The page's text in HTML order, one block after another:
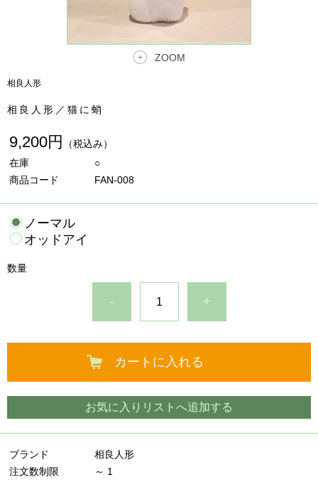
ZOOM
相良人形
相良人形／猫に蛸
9,200円
（税込み）
在庫
○
商品コード
FAN-008
ノーマル
オッドアイ
数量
- +
カートに入れる
お気に入りリストへ追加する
ブランド
相良人形
注文数制限
～ 1